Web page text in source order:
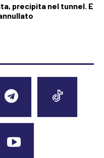
precipita nel tunnel. E